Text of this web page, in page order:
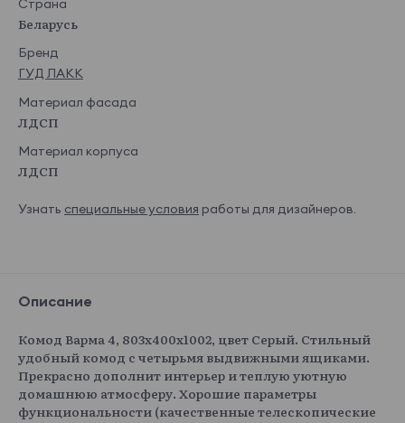
Страна
Беларусь
Бренд
ГУД ЛАКК
Материал фасада
ЛДСП
Материал корпуса
ЛДСП
Узнать специальные условия работы для дизайнеров.
Описание
Комод Варма 4, 803х400х1002, цвет Серый. Стильный
удобный комод с четырьмя выдвижными ящиками.
Прекрасно дополнит интерьер и теплую уютную
домашнюю атмосферу. Хорошие параметры
функциональности (качественные телескопические